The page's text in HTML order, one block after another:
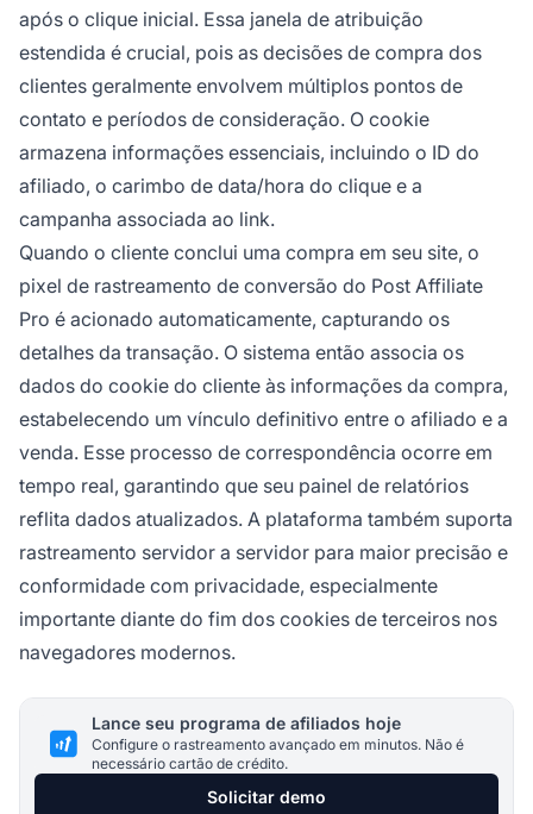
após o clique inicial. Essa janela de atribuição
estendida é crucial, pois as decisões de compra dos
clientes geralmente envolvem múltiplos pontos de
contato e períodos de consideração. O cookie
armazena informações essenciais, incluindo o ID do
afiliado, o carimbo de data/hora do clique e a
campanha associada ao link.
Quando o cliente conclui uma compra em seu site, o
pixel de rastreamento de conversão do Post Affiliate
Pro é acionado automaticamente, capturando os
detalhes da transação. O sistema então associa os
dados do cookie do cliente às informações da compra,
estabelecendo um vínculo definitivo entre o afiliado e a
venda. Esse processo de correspondência ocorre em
tempo real, garantindo que seu painel de relatórios
reflita dados atualizados. A plataforma também suporta
rastreamento servidor a servidor para maior precisão e
conformidade com privacidade, especialmente
importante diante do fim dos cookies de terceiros nos
navegadores modernos.
Lance seu programa de afiliados hoje
Configure o rastreamento avançado em minutos. Não é
necessário cartão de crédito.
Solicitar demo